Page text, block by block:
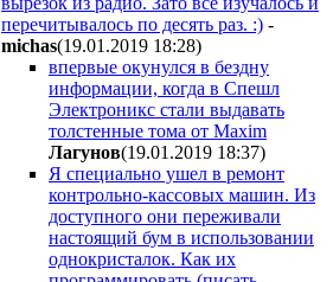
перечитывалось по десять раз. :) -
michas(19.01.2019 18:28)
впервые окунулся в бездну
информации, когда в Спешл
Электроникс стали выдавать
толстенные тома от Maxim
Лагунов(19.01.2019 18:37)
Я специально ушел в ремонт
контрольно-кассовых машин. Из
доступного они переживали
настоящий бум в использовании
однокристалок. Как их